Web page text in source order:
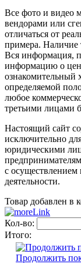
Все фото и видео
вендорами или
отличаться от
примера. Наличие
Вся информация,
информацию о
ознакомительный
определяемой
любое
третьими лицами
Настоящий сайт
исключительно
юридическими
с
деятельности.
Товар добавлен в
Кол-во:
Итого:
Продолжить